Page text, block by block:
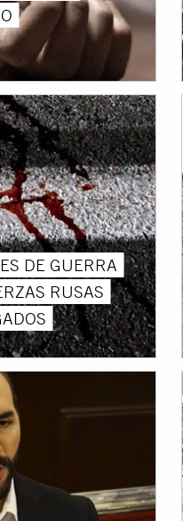
DE GUERRA
RUSAS